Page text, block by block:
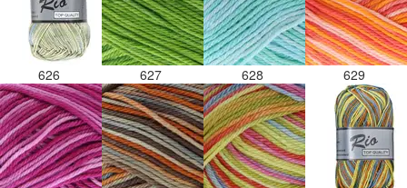
626 627 628 629